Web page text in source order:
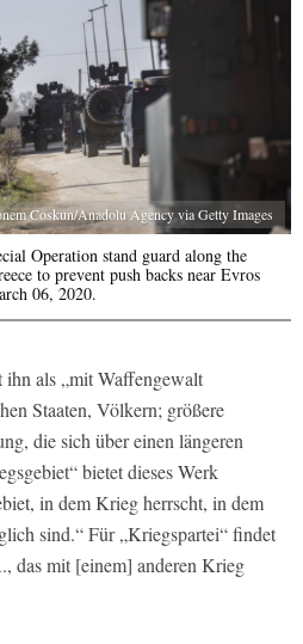
Coskun/Anadolu Agency via Getty Images
Operation stand guard along the
to prevent push backs near Evros
06, 2020.
als „mit Waffengewalt
Staaten, Völkern; größere
die sich über einen längeren
bietet dieses Werk
in dem Krieg herrscht, in dem
sind.“ Für „Kriegspartei“ findet
das mit [einem] anderen Krieg